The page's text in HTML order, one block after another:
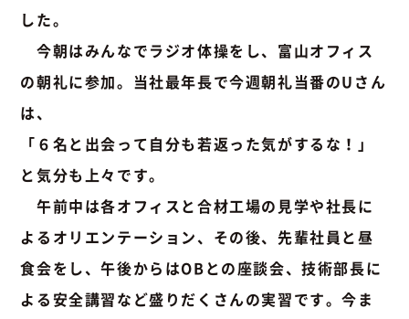
した。
今朝はみんなでラジオ体操をし、富山オフィス
の朝礼に参加。当社最年長で今週朝礼当番のUさん
は、
「６名と出会って自分も若返った気がするな！」
と気分も上々です。
午前中は各オフィスと合材工場の見学や社長に
よるオリエンテーション、その後、先輩社員と昼
食会をし、午後からはOBとの座談会、技術部長に
よる安全講習など盛りだくさんの実習です。今ま